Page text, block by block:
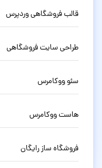
قالب فروشگاهی وردپرس
طراحی سایت فروشگاهی
سئو ووکامرس
هاست ووکامرس
فروشگاه ساز رایگان